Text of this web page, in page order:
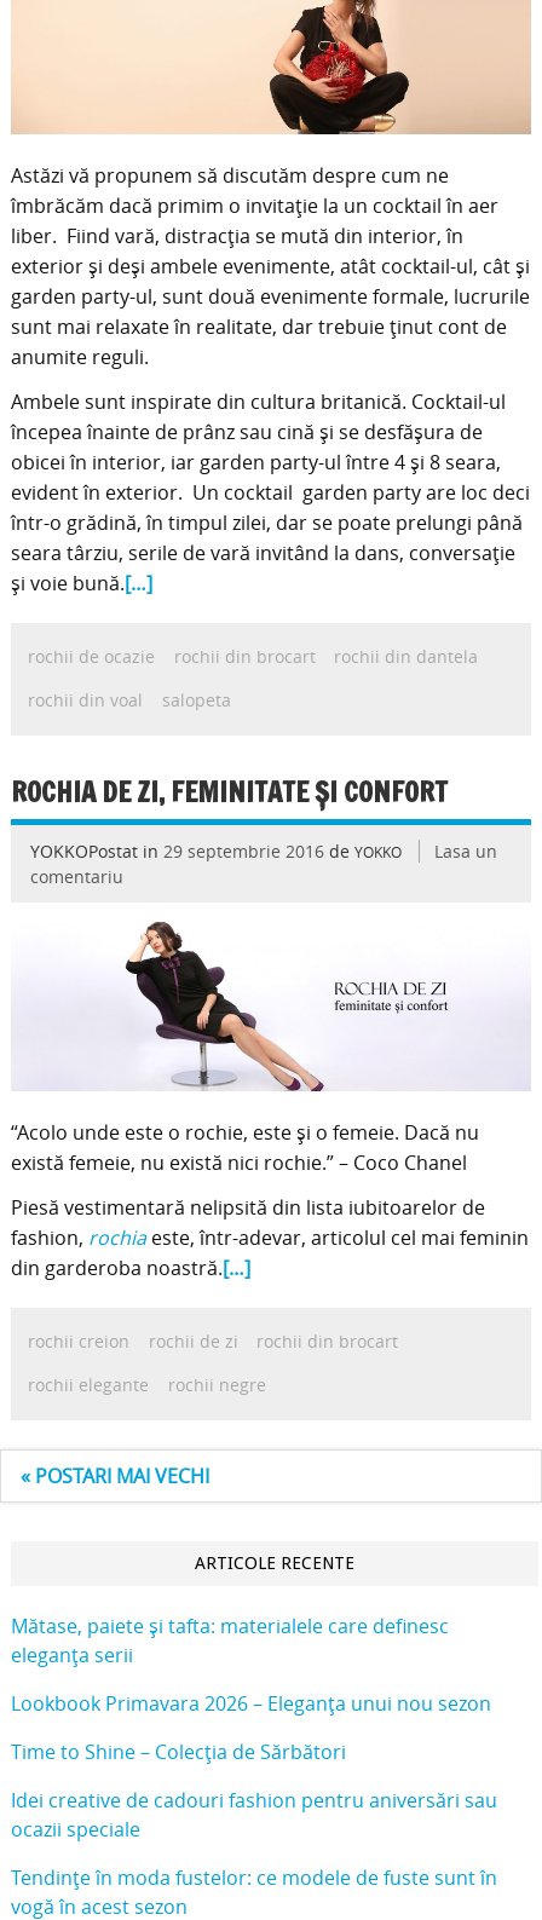
Astăzi vă propunem să discutăm despre cum ne
îmbrăcăm dacă primim o invitație la un cocktail în aer
liber. Fiind vară, distracția se mută din interior, în
exterior și deși ambele evenimente, atât cocktail-ul, cât și
garden party-ul, sunt două evenimente formale, lucrurile
sunt mai relaxate în realitate, dar trebuie ținut cont de
anumite reguli.
Ambele sunt inspirate din cultura britanică. Cocktail-ul
începea înainte de prânz sau cină și se desfășura de
obicei în interior, iar garden party-ul între 4 și 8 seara,
evident în exterior. Un cocktail garden party are loc deci
într-o grădină, în timpul zilei, dar se poate prelungi până
seara târziu, serile de vară invitând la dans, conversație
și voie bună.[…]
rochii de ocazie rochii din brocart
rochii din dantela
rochii din voal
salopeta
ROCHIA DE ZI, FEMINITATE ȘI CONFORT
YOKKOPostat in 29 septembrie 2016de YOKKO
Lasa un
comentariu
“Acolo unde este o rochie, este și o femeie. Dacă nu
există femeie, nu există nici rochie.” – Coco Chanel
Piesă vestimentară nelipsită din lista iubitoarelor de
fashion, rochiaeste, într-adevar, articolul cel mai feminin
din garderoba noastră.[…]
rochii creion rochii de zi
rochii din brocart
rochii elegante
rochii negre
« POSTARI MAI VECHI
ARTICOLE RECENTE
Mătase, paiete și tafta: materialele care definesc
eleganța serii
Lookbook Primavara 2026 – Eleganța unui nou sezon
Time to Shine – Colecția de Sărbători
Idei creative de cadouri fashion pentru aniversări sau
ocazii speciale
Tendințe în moda fustelor: ce modele de fuste sunt în
vogă în acest sezon